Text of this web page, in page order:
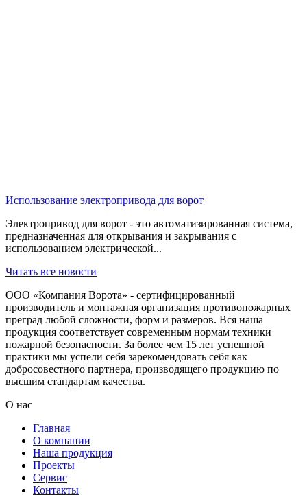
Использование электропривода для ворот
Электропривод для ворот - это автоматизированная система,
предназначенная для открывания и закрывания с
использованием электрической...
Читать все новости
ООО «Компания Ворота» - сертифицированный
производитель и монтажная организация противопожарных
преград любой сложности, форм и размеров. Вся наша
продукция соответствует современным нормам техники
пожарной безопасности. За более чем 15 лет успешной
практики мы успели себя зарекомендовать себя как
добросовестного партнера, производящего продукцию по
высшим стандартам качества.
О нас
Главная
О компании
Наша продукция
Проекты
Сервис
Контакты